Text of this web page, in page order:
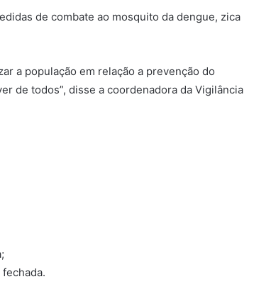
de combate ao mosquito da dengue, zica
a população em relação a prevenção do
de todos”, disse a coordenadora da Vigilância